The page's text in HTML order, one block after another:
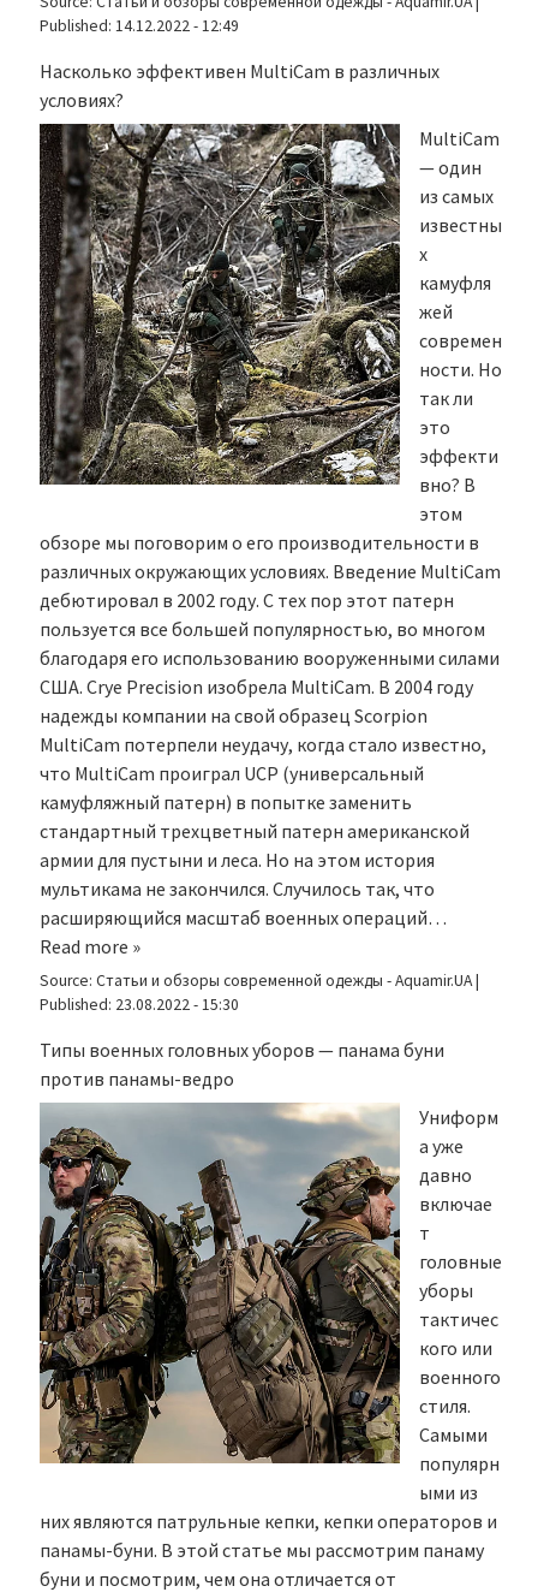
Published: 14.12.2022 - 12:49
Насколько эффективен MultiCam в различных
условиях?
MultiCam
— один
из самых
известны
х
камуфля
жей
современ
ности. Но
так ли
это
эффекти
вно? В
этом
обзоре мы поговорим о его производительности в
различных окружающих условиях. Введение MultiCam
дебютировал в 2002 году. С тех пор этот патерн
пользуется все большей популярностью, во многом
благодаря его использованию вооруженными силами
США. Crye Precision изобрела MultiCam. В 2004 году
надежды компании на свой образец Scorpion
MultiCam потерпели неудачу, когда стало известно,
что MultiCam проиграл UCP (универсальный
камуфляжный патерн) в попытке заменить
стандартный трехцветный патерн американской
армии для пустыни и леса. Но на этом история
мультикама не закончился. Случилось так, что
расширяющийся масштаб военных операций…
Read more »
Source: Статьи и обзоры современной одежды - Aquamir.UA|
Published: 23.08.2022 - 15:30
Типы военных головных уборов — панама буни
против панамы-ведро
Униформ
а уже
давно
включае
т
головные
уборы
тактичес
кого или
военного
стиля.
Самыми
популярн
ыми из
них являются патрульные кепки, кепки операторов и
панамы-буни. В этой статье мы рассмотрим панаму
буни и посмотрим, чем она отличается от